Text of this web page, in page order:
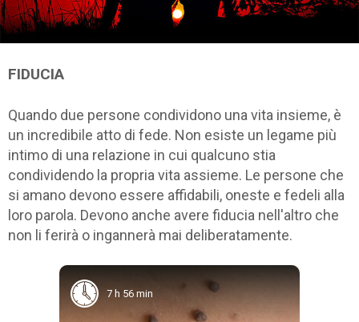
FIDUCIA
Quando due persone condividono una vita insieme, è
un incredibile atto di fede. Non esiste un legame più
intimo di una relazione in cui qualcuno stia
condividendo la propria vita assieme. Le persone che
si amano devono essere affidabili, oneste e fedeli alla
loro parola. Devono anche avere fiducia nell'altro che
non li ferirà o ingannerà mai deliberatamente.
7 h 56 min